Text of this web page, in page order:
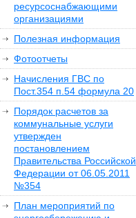
ресурсоснабжающими
организациями
Полезная информация
Фотоотчеты
Начисления ГВС по
Пост.354 п.54 формула 20
Порядок расчетов за
коммунальные услуги
утвержден
постановлением
Правительства Российской
Федерации от 06.05.2011
№354
План мероприятий по